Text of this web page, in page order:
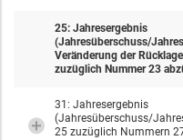
25: Jahresergebnis
(Jahresüberschuss/
Veränderung der
zuzüglich Nummer 23
31: Jahresergebnis
(Jahresüberschuss/
25 zuzüglich Nummern